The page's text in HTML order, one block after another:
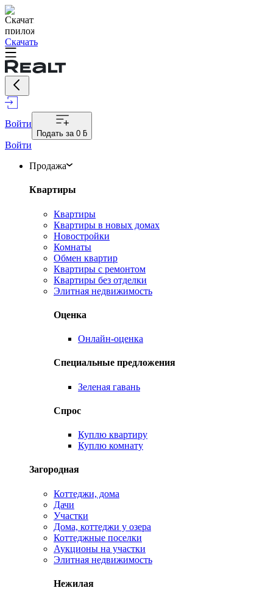
Скачать
Войти
Подать за 0 ƃ
Войти
Продажа
Квартиры
Квартиры
Квартиры в новых домах
Новостройки
Комнаты
Обмен квартир
Квартиры с ремонтом
Квартиры без отделки
Элитная недвижимость
Оценка
Онлайн-оценка
Специальные предложения
Зеленая гавань
Спрос
Куплю квартиру
Куплю комнату
Загородная
Коттеджи, дома
Дачи
Участки
Дома, коттеджи у озера
Коттеджные поселки
Аукционы на участки
Элитная недвижимость
Нежилая